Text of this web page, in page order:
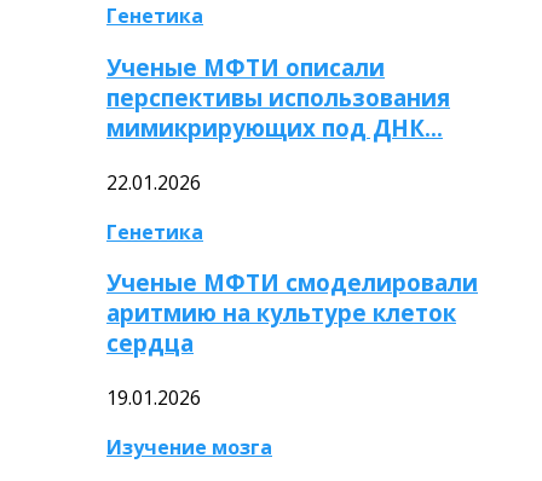
Генетика
Ученые МФТИ описали
перспективы использования
мимикрирующих под ДНК…
22.01.2026
Генетика
Ученые МФТИ смоделировали
аритмию на культуре клеток
сердца
19.01.2026
Изучение мозга